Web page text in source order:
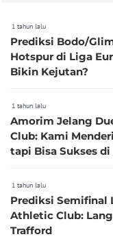
1 tahun lalu
Prediksi Bodo/
Hotspur di Liga
Bikin Kejutan?
1 tahun lalu
Amorim Jelang
Club: Kami
tapi Bisa Sukses di
1 tahun lalu
Prediksi Semifinal
Athletic Club:
Trafford